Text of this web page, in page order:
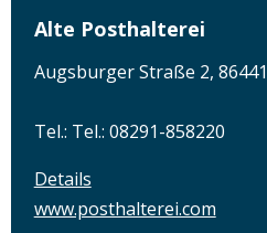
Alte Posthalterei
Augsburger Straße 2,
Tel.: Tel.: 08291-858220
Details
www.posthalterei.com